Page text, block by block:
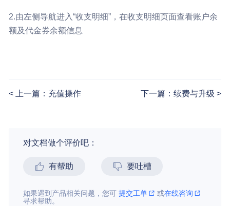
2.由左侧导航进入“收支明细”，在收支明细页面查看账户余
额及代金券余额信息
上一篇：充值操作 下一篇：续费与升级
对文档做个评价吧：
有帮助 要吐槽
如果遇到产品相关问题，您可提交工单 或在线咨询
寻求帮助。